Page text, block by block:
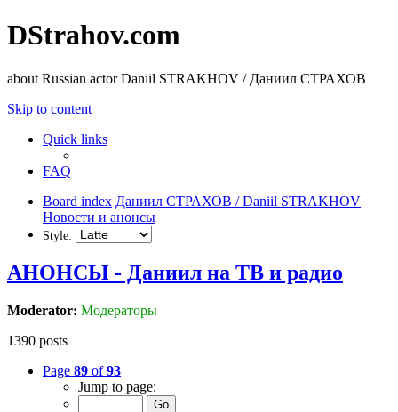
DStrahov.com
about Russian actor Daniil STRAKHOV / Даниил СТРАХОВ
Skip to content
Quick links
FAQ
Board index Даниил СТРАХОВ / Daniil STRAKHOV
Новости и анонсы
Style:
AНОНСЫ - Даниил на TВ и радио
Moderator: Модераторы
1390 posts
Page 89 of93
Jump to page: